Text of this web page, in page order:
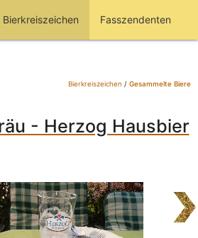
Bierkreiszeichen Fasszendenten
Bierkreiszeichen / Gesammelte Biere
- Herzog Hausbier